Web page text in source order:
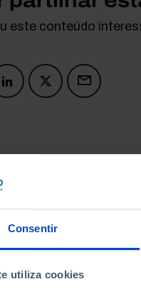
Consentir
utiliza cookies
este conteúdo